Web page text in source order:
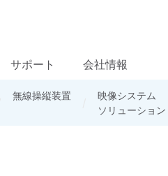
無線操縦装置
映像システム
ソリューション
無線ネットワーク 民需システム
資料 FAQ資料
TeliCamSDK
/ソフト
サポート
ソフトウェア
産業用カメラに
関するFAQ
会社情報
会的責任 品質保証 採用情報